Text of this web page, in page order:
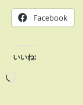
Facebook
いいね: